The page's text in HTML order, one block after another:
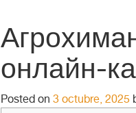
онлайн-
Posted on 3 octubre, 2025